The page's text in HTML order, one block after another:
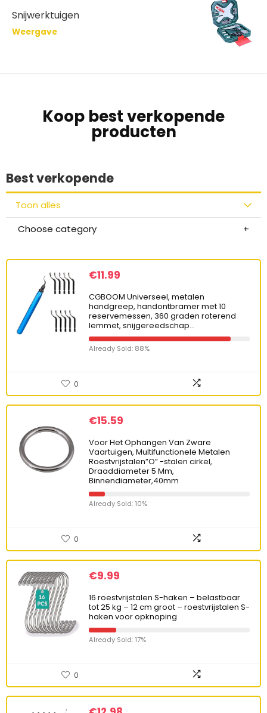
Snijwerktuigen
Weergave
Koop best verkopende
producten
Best verkopende
Toon alles
Choose category
€11.99
CGBOOM Universeel, metalen
handgreep, handontbramer met 10
reservemessen, 360 graden roterend
lemmet, snijgereedschap…
Already Sold: 88%
0
€15.59
Voor Het Ophangen Van Zware
Vaartuigen, Multifunctionele Metalen
Roestvrijstalen”O” -stalen cirkel,
Draaddiameter 5 Mm,
Binnendiameter,40mm
Already Sold: 10%
0
€9.99
16 roestvrijstalen S-haken – belastbaar
tot 25 kg – 12 cm groot – roestvrijstalen S-
haken voor opknoping
Already Sold: 17%
0